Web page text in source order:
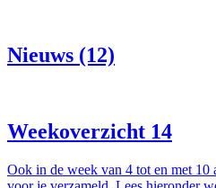
Nieuws (12)
Weekoverzicht 14
Ook in de week van 4 tot en met 10